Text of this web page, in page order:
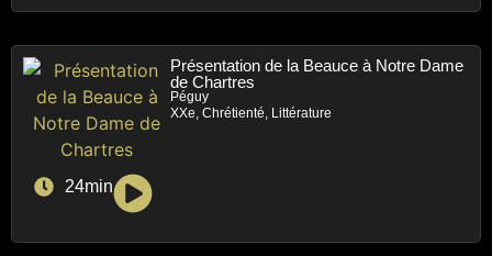
Présentation de la Beauce à Notre Dame
de Chartres
Péguy
XXe, Chrétienté, Littérature
24min